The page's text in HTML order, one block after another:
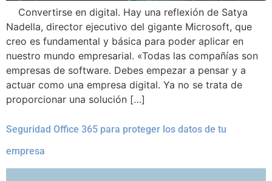
Convertirse en digital. Hay una reflexión de Satya
Nadella, director ejecutivo del gigante Microsoft, que
creo es fundamental y básica para poder aplicar en
nuestro mundo empresarial. «Todas las compañías son
empresas de software. Debes empezar a pensar y a
actuar como una empresa digital. Ya no se trata de
proporcionar una solución […]
Seguridad Office 365 para proteger los datos de tu
empresa